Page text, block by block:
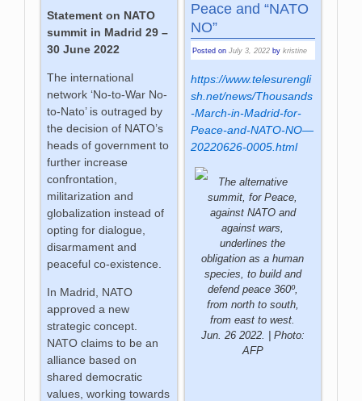
Statement on NATO
summit in Madrid 29 –
30 June 2022
The international
network ‘No-to-War No-
to-Nato’ is outraged by
the decision of NATO’s
heads of government to
further increase
confrontation,
militarization and
globalization instead of
opting for dialogue,
disarmament and
peaceful co-existence.
In Madrid, NATO
approved a new
strategic concept.
NATO claims to be an
alliance based on
shared democratic
values, working towards
Peace and “NATO
NO”
Posted on July 3, 2022 by kristine
https://www.telesurengli
sh.net/news/Thousands
-March-in-Madrid-for-
Peace-and-NATO-NO—
20220626-0005.html
The alternative
summit, for Peace,
against NATO and
against wars,
underlines the
obligation as a human
species, to build and
defend peace 360º,
from north to south,
from east to west.
Jun. 26 2022. | Photo:
AFP